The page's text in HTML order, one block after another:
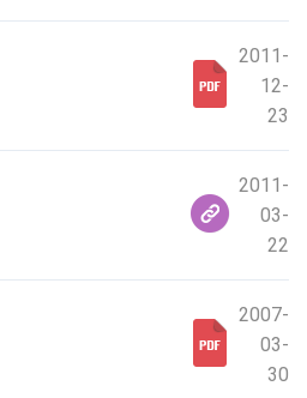
2011-
12-
23
2011-
03-
22
2007-
03-
30